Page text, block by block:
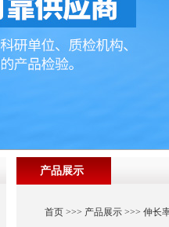
产品展示
首页>>> 产品展示>>> 伸长